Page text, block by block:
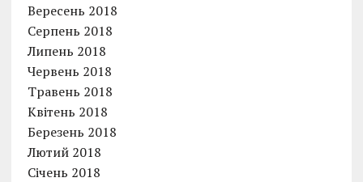
Вересень 2018
Серпень 2018
Липень 2018
Червень 2018
Травень 2018
Квітень 2018
Березень 2018
Лютий 2018
Січень 2018